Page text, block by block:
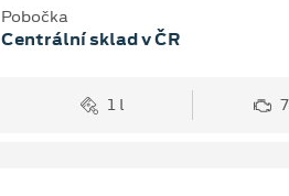
Pobočka
Centrální sklad v ČR
1 l